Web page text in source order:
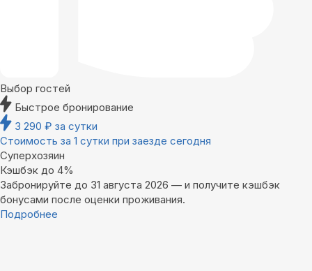
Выбор гостей
Быстрое бронирование
3 290 ₽ за сутки
Стоимость за 1 сутки при заезде сегодня
Суперхозяин
Кэшбэк до 4%
Забронируйте до 31 августа 2026 — и получите кэшбэк
бонусами после оценки проживания.
Подробнее